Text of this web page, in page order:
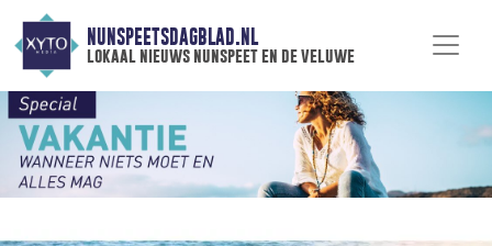
NUNSPEETSDAGBLAD.NL
lokaal nieuws nunspeet en de veluwe